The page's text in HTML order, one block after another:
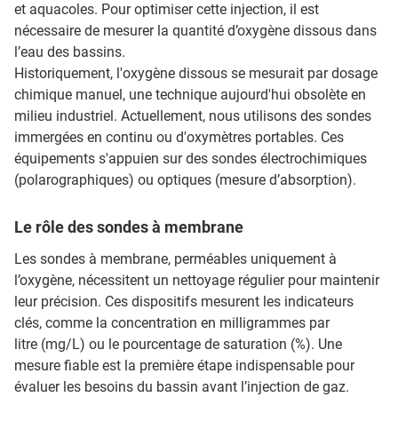
et aquacoles. Pour optimiser cette injection, il est
nécessaire de mesurer la quantité d’oxygène dissous dans
l’eau des bassins.
Historiquement, l'oxygène dissous se mesurait par dosage
chimique manuel, une technique aujourd'hui obsolète en
milieu industriel. Actuellement, nous utilisons des sondes
immergées en continu ou d'oxymètres portables. Ces
équipements s'appuien sur des sondes électrochimiques
(polarographiques) ou optiques (mesure d’absorption).
Le rôle des sondes à membrane
Les sondes à membrane, perméables uniquement à
l’oxygène, nécessitent un nettoyage régulier pour maintenir
leur précision. Ces dispositifs mesurent les indicateurs
clés, comme la concentration en milligrammes par
litre (mg/L) ou le pourcentage de saturation (%). Une
mesure fiable est la première étape indispensable pour
évaluer les besoins du bassin avant l’injection de gaz.